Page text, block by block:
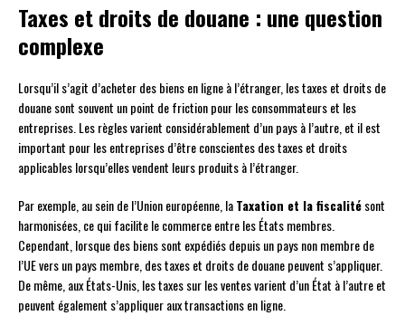
Taxes et droits de douane : une question
complexe
Lorsqu’il s’agit d’acheter des biens en ligne à l’étranger, les taxes et droits de
douane sont souvent un point de friction pour les consommateurs et les
entreprises. Les règles varient considérablement d’un pays à l’autre, et il est
important pour les entreprises d’être conscientes des taxes et droits
applicables lorsqu’elles vendent leurs produits à l’étranger.
Par exemple, au sein de l’Union européenne, laTaxation et la fiscalitésont
harmonisées, ce qui facilite le commerce entre les États membres.
Cependant, lorsque des biens sont expédiés depuis un pays non membre de
l’UE vers un pays membre, des taxes et droits de douane peuvent s’appliquer.
De même, aux États-Unis, les taxes sur les ventes varient d’un État à l’autre et
peuvent également s’appliquer aux transactions en ligne.